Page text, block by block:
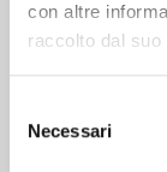
con altre
raccolto dal
delNecessari